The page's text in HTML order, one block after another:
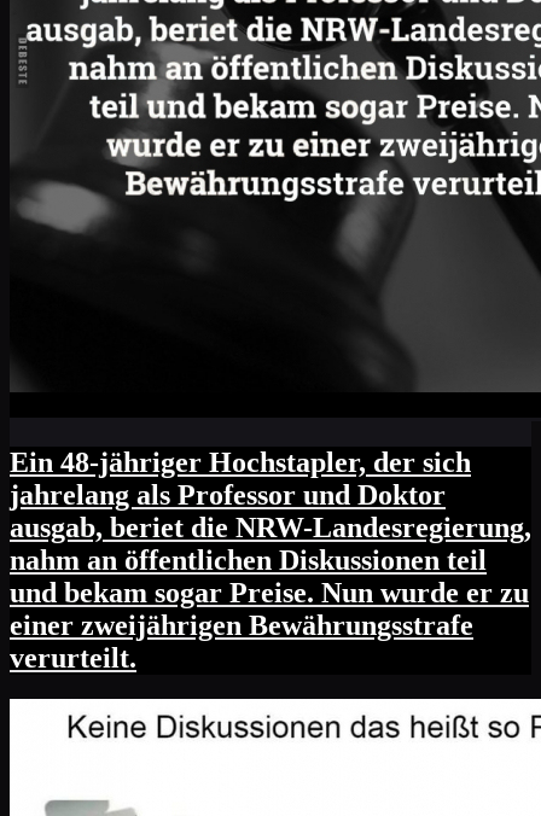
Ein 48-jähriger Hochstapler, der sich
jahrelang als Professor und Doktor
ausgab, beriet die NRW-Landesregierung,
nahm an öffentlichen Diskussionen teil
und bekam sogar Preise. Nun wurde er zu
einer zweijährigen Bewährungsstrafe
verurteilt.